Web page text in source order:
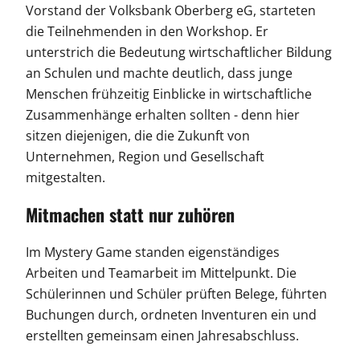
Vorstand der Volksbank Oberberg eG, starteten
die Teilnehmenden in den Workshop. Er
unterstrich die Bedeutung wirtschaftlicher Bildung
an Schulen und machte deutlich, dass junge
Menschen frühzeitig Einblicke in wirtschaftliche
Zusammenhänge erhalten sollten - denn hier
sitzen diejenigen, die die Zukunft von
Unternehmen, Region und Gesellschaft
mitgestalten.
Mitmachen statt nur zuhören
Im Mystery Game standen eigenständiges
Arbeiten und Teamarbeit im Mittelpunkt. Die
Schülerinnen und Schüler prüften Belege, führten
Buchungen durch, ordneten Inventuren ein und
erstellten gemeinsam einen Jahresabschluss.